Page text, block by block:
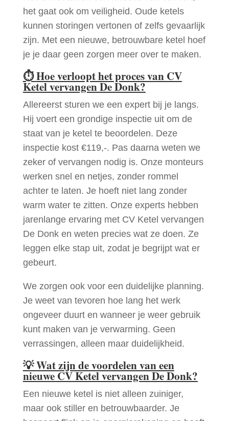
het gaat ook om veiligheid. Oude ketels
kunnen storingen vertonen of zelfs gevaarlijk
zijn. Met een nieuwe, betrouwbare ketel hoef
je je daar geen zorgen meer over te maken.
⏱Hoe verloopt het proces van CV
Ketel vervangen De Donk?
Allereerst sturen we een expert bij je langs.
Hij voert een grondige inspectie uit om de
staat van je ketel te beoordelen. Deze
inspectie kost €119,-. Pas daarna weten we
zeker of vervangen nodig is. Onze monteurs
werken snel en netjes, zonder rommel
achter te laten. Je hoeft niet lang zonder
warm water te zitten. Onze experts hebben
jarenlange ervaring met CV Ketel vervangen
De Donk en weten precies wat ze doen. Ze
leggen elke stap uit, zodat je begrijpt wat er
gebeurt.
We zorgen ook voor een duidelijke planning.
Je weet van tevoren hoe lang het werk
ongeveer duurt en wanneer je weer gebruik
kunt maken van je verwarming. Geen
verrassingen, alleen maar duidelijkheid.
💡Wat zijn de voordelen van een
nieuwe CV Ketel vervangen De Donk?
Een nieuwe ketel is niet alleen zuiniger,
maar ook stiller en betrouwbaarder. Je